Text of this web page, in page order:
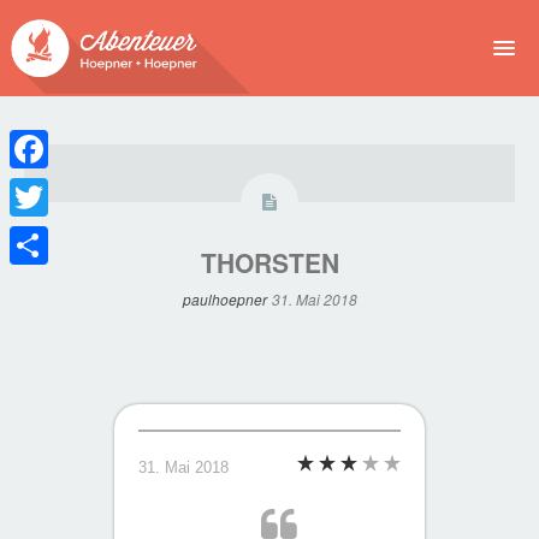
THORSTEN
paulhoepner 31. Mai 2018
31. Mai 2018
Facebook
Twitter